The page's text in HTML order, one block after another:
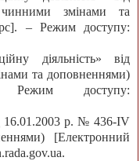
змінами та
– Режим доступу:
діяльність» від
та доповненнями)
доступу:
16.01.2003 р. № 436-IV
[Електронний